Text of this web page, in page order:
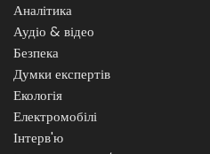
Аналітика
Аудіо & відео
Безпека
Думки експертів
Екологія
Електромобілі
Інтерв'ю